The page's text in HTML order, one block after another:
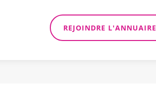
REJOINDRE L'ANNUAIRE